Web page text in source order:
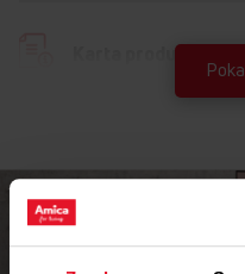
Karta produktu
Ostrzeżenia i
Skrócona